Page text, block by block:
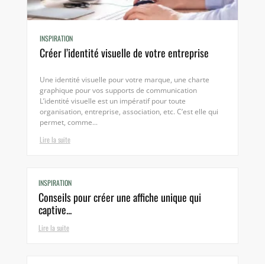
INSPIRATION
Créer l’identité visuelle de votre entreprise
Une identité visuelle pour votre marque, une charte
graphique pour vos supports de communication
L’identité visuelle est un impératif pour toute
organisation, entreprise, association, etc. C’est elle qui
permet, comme...
Lire la suite
INSPIRATION
Conseils pour créer une affiche unique qui
captive...
Lire la suite